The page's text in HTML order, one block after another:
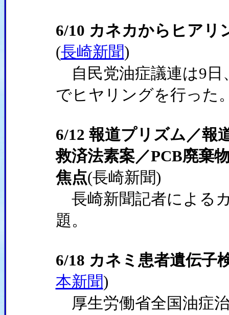
6/10 カネカからヒアリ
(長崎新聞)
自民党油症議連は9日
でヒヤリングを行った
6/12 報道プリズム／
救済法素案／PCB廃棄
焦点(長崎新聞)
長崎新聞記者による
題。
6/18 カネミ患者遺伝
本新聞)
厚生労働省全国油症